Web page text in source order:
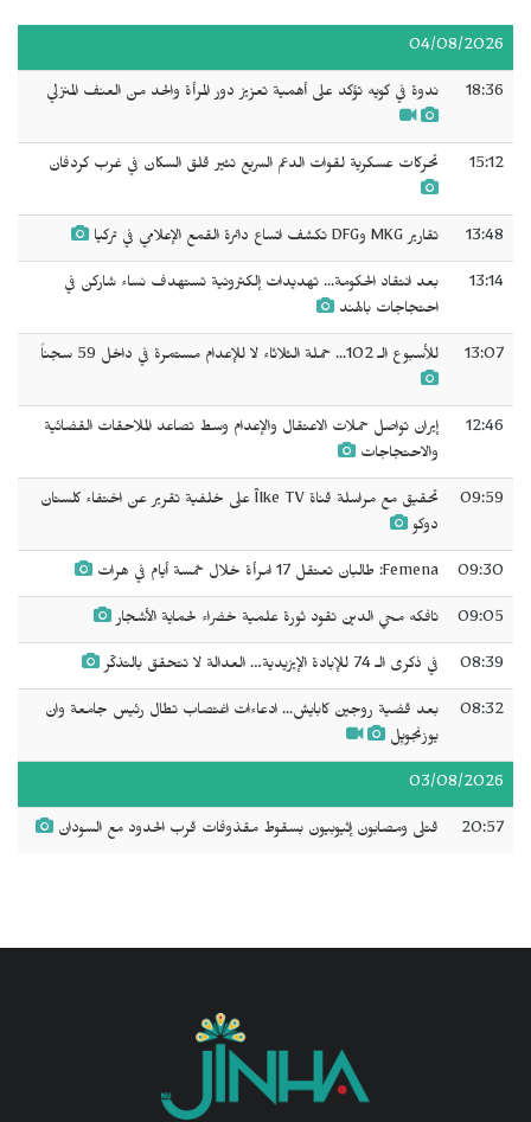
04/08/2026
18:36 ندوة في كويه تؤكد على أهمية تعزيز دور المرأة والحد من العنف المنزلي
15:12 تحركات عسكرية لقوات الدعم السريع تثير قلق السكان في غرب كردفان
13:48 تقارير MKG وDFG تكشف اتساع دائرة القمع الإعلامي في تركيا
13:14
بعد انتقاد الحكومة... تهديدات إلكترونية تستهدف نساء شاركن في
احتجاجات بالهند
13:07 للأسبوع الـ 102... حملة الثلاثاء لا للإعدام مستمرة في داخل 59 سجناً
12:46
إيران تواصل حملات الاعتقال والإعدام وسط تصاعد الملاحقات القضائية
والاحتجاجات
09:59
تحقيق مع مراسلة قناة Îlke TV على خلفية تقرير عن اختفاء كلستان
دوكو
09:30 Femena: طالبان تعتقل 17 امرأة خلال خمسة أيام في هرات
09:05 تافكه محي الدين تقود ثورة علمية خضراء لحماية الأشجار
08:39 في ذكرى الـ 74 للإبادة الإيزيدية… العدالة لا تتحقق بالتذكّر
08:32
بعد قضية روجين كابايش... ادعاءات اغتصاب تطال رئيس جامعة وان
يوزنجويِل
03/08/2026
20:57 قتلى ومصابون إثيوبيون بسقوط مقذوفات قرب الحدود مع السودان